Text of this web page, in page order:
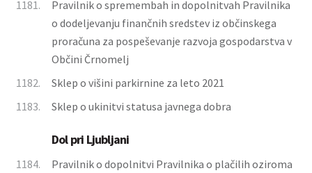
1181.
Pravilnik o spremembah in dopolnitvah Pravilnika
o dodeljevanju finančnih sredstev iz občinskega
proračuna za pospeševanje razvoja gospodarstva v
Občini Črnomelj
1182.
Sklep o višini parkirnine za leto 2021
1183.
Sklep o ukinitvi statusa javnega dobra
Dol pri Ljubljani
1184.
Pravilnik o dopolnitvi Pravilnika o plačilih oziroma